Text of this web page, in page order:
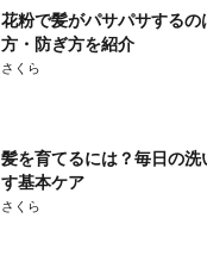
花粉で髪がパサパサする
方・防ぎ方を紹介
さくら
髪を育てるには？毎日の
す基本ケア
さくら